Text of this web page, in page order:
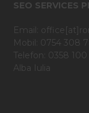
SEO SERVICES
Email:
Mobil: 0754 308
Telefon: 0358
Alba Iulia